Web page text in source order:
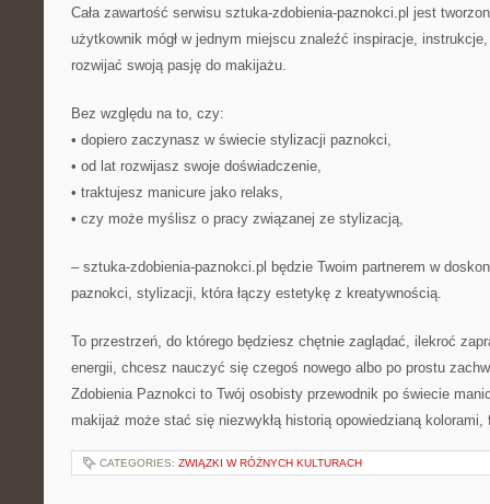
Cała zawartość serwisu sztuka-zdobienia-paznokci.pl jest
użytkownik mógł w jednym miejscu znaleźć inspiracje,
rozwijać swoją pasję do makijażu.
Bez względu na to, czy:
• dopiero zaczynasz w świecie stylizacji paznokci,
• od lat rozwijasz swoje doświadczenie,
• traktujesz manicure jako relaks,
• czy może myślisz o pracy związanej ze stylizacją,
– sztuka-zdobienia-paznokci.pl będzie Twoim partnerem w
paznokci, stylizacji, która łączy estetykę z kreatywnością.
To przestrzeń, do którego będziesz chętnie zaglądać, ilekroć
energii, chcesz nauczyć się czegoś nowego albo po prostu
Zdobienia Paznokci to Twój osobisty przewodnik po świecie
makijaż może stać się niezwykłą historią opowiedzianą
CATEGORIES: ZWIĄZKI W RÓŻNYCH KULTURACH